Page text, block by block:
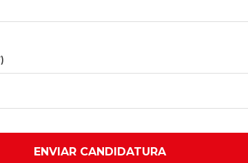
ENVIAR CANDIDATURA